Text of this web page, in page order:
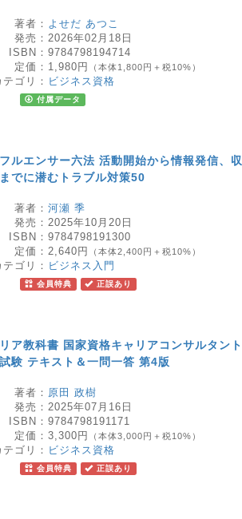
著者： よせだ あつこ
発売： 2026年02月18日
ISBN： 9784798194714
定価： 1,980円 （本体1,800円＋税10%）
テゴリ： ビジネス資格
付属データ
ルエンサー六法 活動開始から情報発信、収
でに潜むトラブル対策50
著者： 河瀬 季
発売： 2025年10月20日
ISBN： 9784798191300
定価： 2,640円 （本体2,400円＋税10%）
テゴリ： ビジネス入門
会員特典 正誤あり
ア教科書 国家資格キャリアコンサルタント
験 テキスト＆一問一答 第4版
著者： 原田 政樹
発売： 2025年07月16日
ISBN： 9784798191171
定価： 3,300円 （本体3,000円＋税10%）
テゴリ： ビジネス資格
会員特典 正誤あり